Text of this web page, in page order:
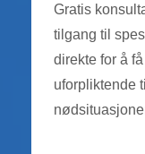
Gratis
tilgang til
direkte for å
uforpliktende